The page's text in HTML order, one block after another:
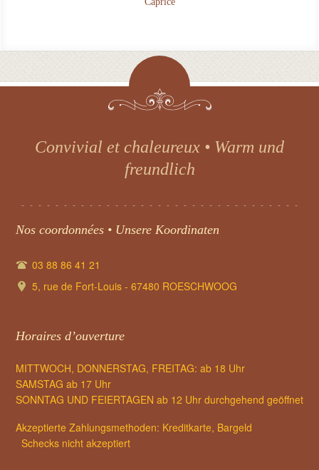
Une cuisine traditionnelle et raffinée •
Eine traditionelle und raffinierte Küche
Nos coordonnées • Unsere Koordinaten
03 88 86 41 21
5, rue de Fort-Louis - 67480 ROESCHWOOG
Horaires d’ouverture
MITTWOCH, DONNERSTAG, FREITAG: ab 18 Uhr
SAMSTAG ab 17 Uhr
SONNTAG UND FEIERTAGEN ab 12 Uhr durchgehend geöffnet
Akzeptierte Zahlungsmethoden: Kreditkarte, Bargeld
Schecks nicht akzeptiert